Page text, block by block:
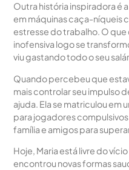
Outra história inspiradora é
em máquinas caça-níqueis
estresse do trabalho. O
inofensiva logo se
viu gastando todo o seu
Quando percebeu que
mais controlar seu impulso
ajuda. Ela se matriculou em
para jogadores
família e amigos para
Hoje, Maria está livre do
encontrou novas formas